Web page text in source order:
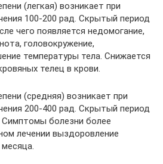
(легкая) возникает при
100-200 рад. Скрытый период
чего появляется недомогание,
головокружение,
температуры тела. Снижается
телец в крови.
(средняя) возникает при
200-400 рад. Скрытый период
болезни более
лечении выздоровление